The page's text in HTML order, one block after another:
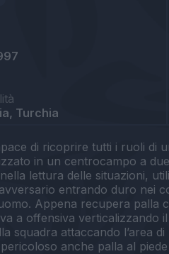
Turchia
di ricoprire tutti i ruoli di
in un centrocampo a
lettura delle situazioni,
entrando duro nei
Appena recupera palla
a offensiva verticalizzando
squadra attaccando l’area
anche palla al